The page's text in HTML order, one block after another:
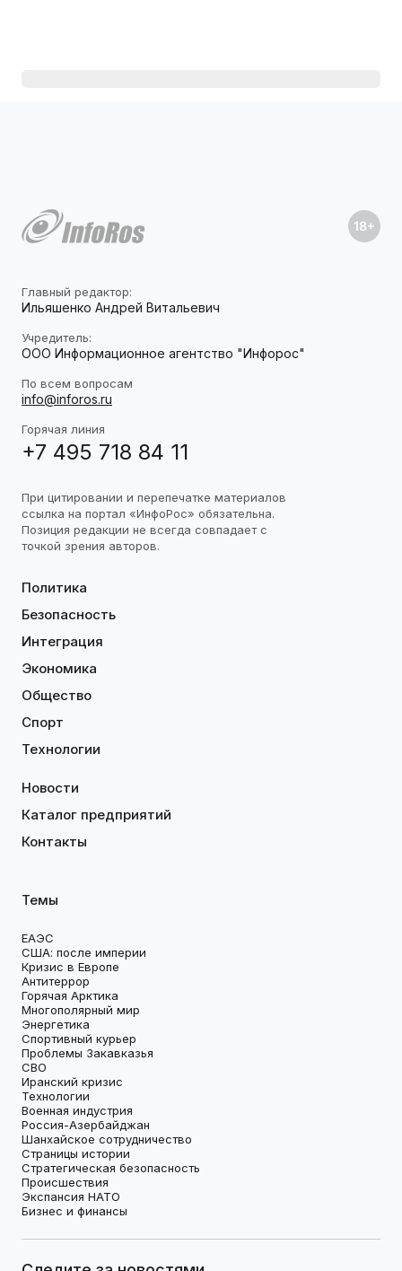
Главный редактор:
Ильяшенко Андрей Витальевич
Учредитель:
ООО Информационное агентство "Инфорос"
По всем вопросам
info@inforos.ru
Горячая линия
+7 495 718 84 11
При цитировании и перепечатке материалов
ссылка на портал «ИнфоРос» обязательна.
Позиция редакции не всегда совпадает с
точкой зрения авторов.
Политика
Безопасность
Интеграция
Экономика
Общество
Спорт
Технологии
Новости
Каталог предприятий
Контакты
Темы
ЕАЭС
США: после империи
Кризис в Европе
Антитеррор
Горячая Арктика
Многополярный мир
Энергетика
Спортивный курьер
Проблемы Закавказья
СВО
Иранский кризис
Технологии
Военная индустрия
Россия-Азербайджан
Шанхайское сотрудничество
Страницы истории
Стратегическая безопасность
Происшествия
Экспансия НАТО
Бизнес и финансы